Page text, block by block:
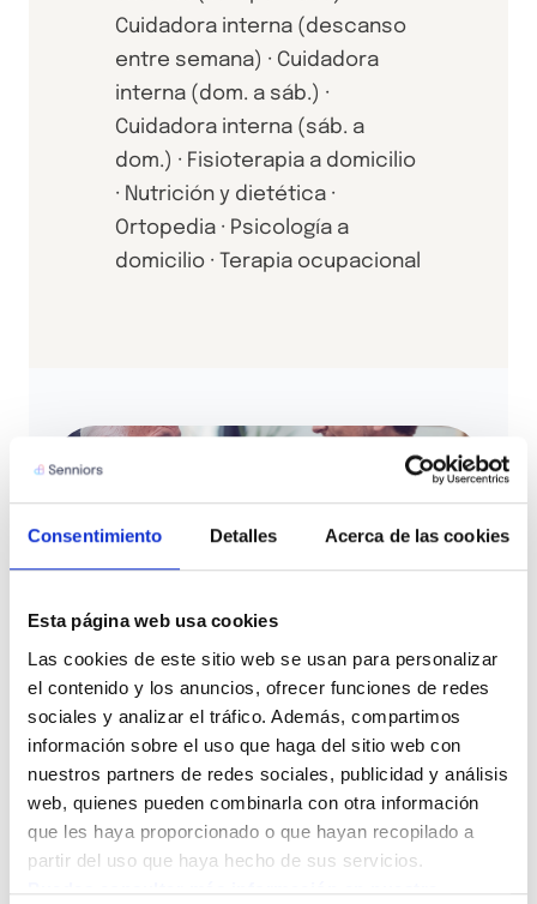
Consentimiento Detalles Acerca de las cookies
Esta página web usa cookies
Las cookies de este sitio web se usan para personalizar
el contenido y los anuncios, ofrecer funciones de redes
sociales y analizar el tráfico. Además, compartimos
información sobre el uso que haga del sitio web con
nuestros partners de redes sociales, publicidad y análisis
web, quienes pueden combinarla con otra información
que les haya proporcionado o que hayan recopilado a
partir del uso que haya hecho de sus servicios.
Puedes consultar más información en nuestra
Cuidadora interna (descanso
entre semana) · Cuidadora
interna (dom. a sáb.) ·
Cuidadora interna (sáb. a
dom.) · Fisioterapia a domicilio
· Nutrición y dietética ·
Ortopedia · Psicología a
domicilio · Terapia ocupacional
CONTACTO
Resuelve tus dudas con
nuestro equipo
Queremos que te sientas acompañado en este
proceso. Déjanos tus datos y nuestro equipo te
ayudará a resolver todas tus dudas para que puedas